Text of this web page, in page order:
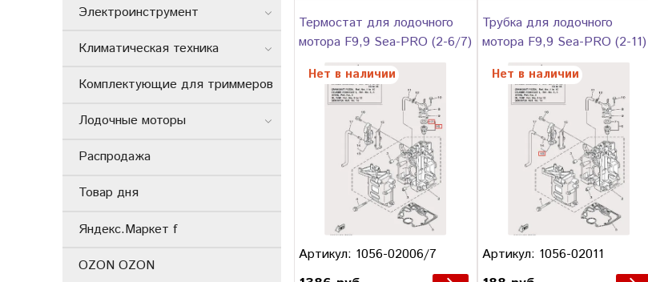
Термостат для лодочного
мотора F9,9 Sea-PRO (2-6/7)
Нет в наличии
Артикул: 1056-02006/7
Трубка для лодочного
мотора F9,9 Sea-PRO (2-11)
Нет в наличии
Артикул: 1056-02011
Электроинструмент
Климатическая техника
Комплектующие для триммеров
Лодочные моторы
Распродажа
Товар дня
Яндекс.Маркет f
OZON OZON